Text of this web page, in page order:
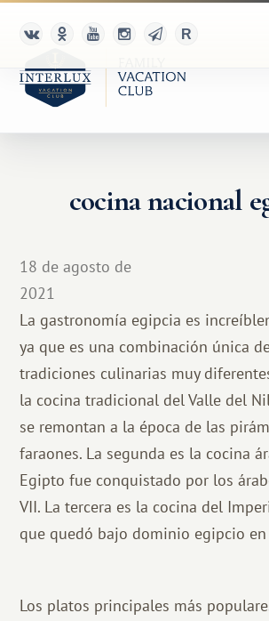
cocina nacional
18 de agosto de
2021
La gastronomía egipcia es
ya que es una combinación única
tradiciones culinarias muy
la cocina tradicional del Valle del
se remontan a la época de las
faraones. La segunda es la cocina
Egipto fue conquistado por los
VII. La tercera es la cocina del
que quedó bajo dominio egipcio en
Los platos principales más